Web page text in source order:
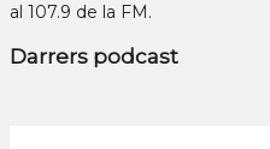
al 107.9 de la FM.
Darrers podcast